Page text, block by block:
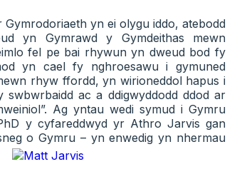
yn ei olygu iddo, atebodd
yn Gymrawd y Gymdeithas mewn
fel pe bai rhywun yn dweud bod fy
yn cael fy nghroesawu i gymuned
rhyw ffordd, yn wirioneddol hapus i
ac a ddigwyddodd ddod ar
Ag yntau wedi symud i Gymru
y cyfareddwyd yr Athro Jarvis gan
o Gymru – yn enwedig yn nhermau